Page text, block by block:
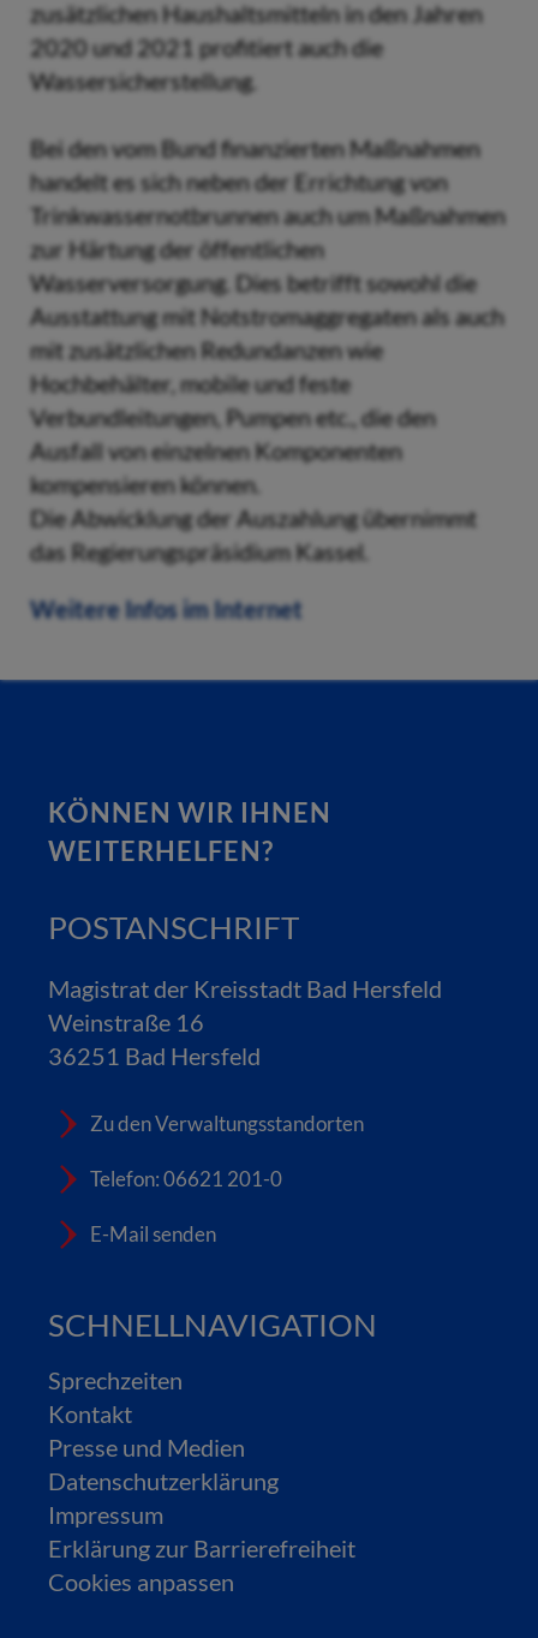
zusätzlichen Haushaltsmitteln in den Jahren
2020 und 2021 profitiert auch die
Wassersicherstellung.
Bei den vom Bund finanzierten Maßnahmen
handelt es sich neben der Errichtung von
Trinkwassernotbrunnen auch um Maßnahmen
zur Härtung der öffentlichen
Wasserversorgung. Dies betrifft sowohl die
Ausstattung mit Notstromaggregaten als auch
mit zusätzlichen Redundanzen wie
Hochbehälter, mobile und feste
Verbundleitungen, Pumpen etc., die den
Ausfall von einzelnen Komponenten
kompensieren können.
Die Abwicklung der Auszahlung übernimmt
das Regierungspräsidium Kassel.
Weitere Infos im Internet
KÖNNEN WIR IHNEN
WEITERHELFEN?
POSTANSCHRIFT
Magistrat der Kreisstadt Bad Hersfeld
Weinstraße 16
36251 Bad Hersfeld
Zu den Verwaltungsstandorten
Telefon: 06621 201-0
E-Mail senden
SCHNELLNAVIGATION
Sprechzeiten
Kontakt
Presse und Medien
Datenschutzerklärung
Impressum
Erklärung zur Barrierefreiheit
Cookies anpassen